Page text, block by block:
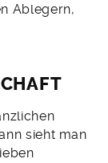
Ablegern,
sieht man